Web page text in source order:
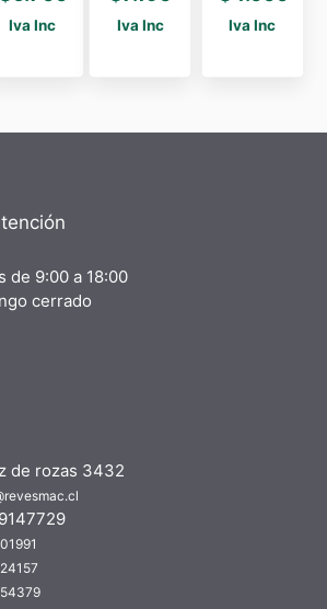
Iva Inc Iva Inc Iva Inc
de 9:00 a 18:00
cerrado
de rozas 3432